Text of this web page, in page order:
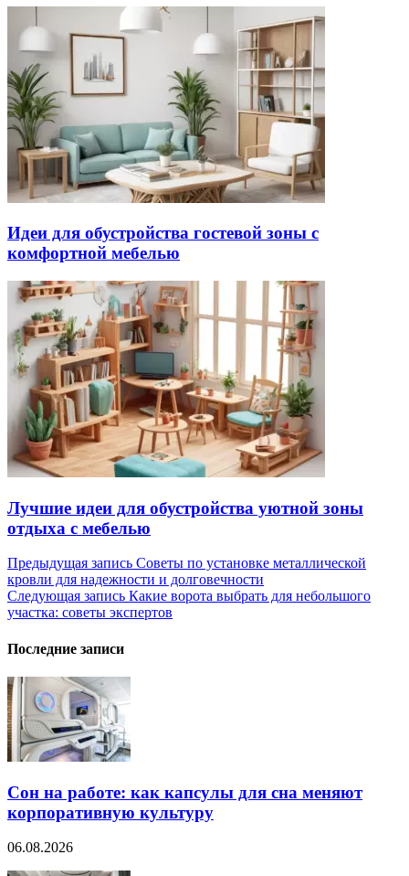
Идеи для обустройства гостевой зоны с
комфортной мебелью
Лучшие идеи для обустройства уютной зоны
отдыха с мебелью
Навигация
по
записям
Предыдущая запись Советы по установке металлической
кровли для надежности и долговечности
Следующая запись Какие ворота выбрать для небольшого
участка: советы экспертов
Последние записи
Сон на работе: как капсулы для сна меняют
корпоративную культуру
06.08.2026